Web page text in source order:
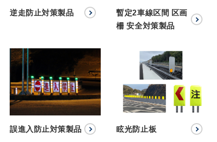
逆走防止対策製品
暫定2車線区間 区画
柵 安全対策製品
誤進入防止対策製品 眩光防止板